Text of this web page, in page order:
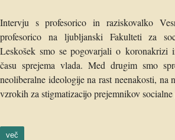
Intervju s profesorico in raziskovalko
profesorico na ljubljanski Fakulteti za
Leskošek smo se pogovarjali o
času sprejema vlada. Med drugim smo
neoliberalne ideologije na rast neenakosti, na
vzrokih za stigmatizacijo prejemnikov
več